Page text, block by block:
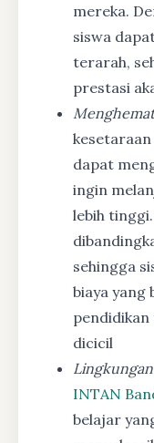
mereka.
siswa
terarah,
prestasi
kesetaraan
dapat
ingin
lebih
sehingga
biaya yang
dicicil
INTAN
belajar